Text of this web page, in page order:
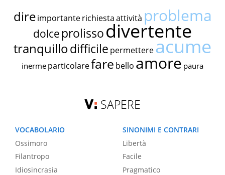
dire importante richiestaattività problema
dolce prolissodivertente
tranquillodifficile permettereacume
inerme particolarefare bello amore paura
SAPERE
VOCABOLARIO
Ossimoro
Filantropo
Idiosincrasia
SINONIMI E CONTRARI
Libertà
Facile
Pragmatico